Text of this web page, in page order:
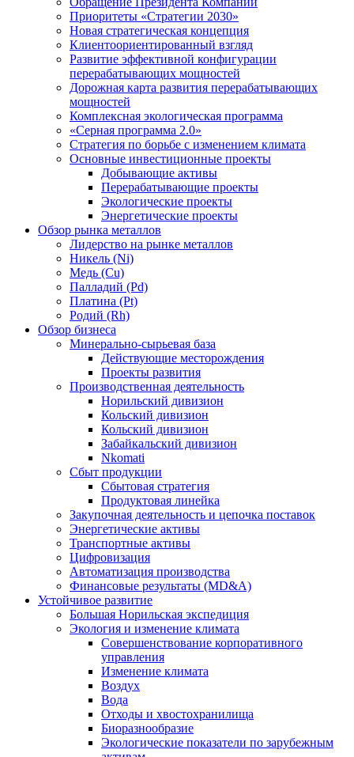
Приоритеты «Стратегии 2030»
Новая стратегическая концепция
Клиентоориентированный взгляд
Развитие эффективной конфигурации
перерабатывающих мощностей
Дорожная карта развития перерабатывающих
мощностей
Комплексная экологическая программа
«Серная программа 2.0»
Стратегия по борьбе с изменением климата
Основные инвестиционные проекты
Добывающие активы
Перерабатывающие проекты
Экологические проекты
Энергетические проекты
Обзор рынка металлов
Лидерство на рынке металлов
Никель (Ni)
Медь (Cu)
Палладий (Pd)
Платина (Pt)
Родий (Rh)
Обзор бизнеса
Минерально-сырьевая база
Действующие месторождения
Проекты развития
Производственная деятельность
Норильский дивизион
Кольский дивизион
Кольский дивизион
Забайкальский дивизион
Nkomati
Сбыт продукции
Сбытовая стратегия
Продуктовая линейка
Закупочная деятельность и цепочка поставок
Энергетические активы
Транспортные активы
Цифровизация
Автоматизация производства
Финансовые результаты (MD&A)
Устойчивое развитие
Большая Норильская экспедиция
Экология и изменение климата
Совершенствование корпоративного
управления
Изменение климата
Воздух
Вода
Отходы и хвостохранилища
Биоразнообразие
Экологические показатели по зарубежным